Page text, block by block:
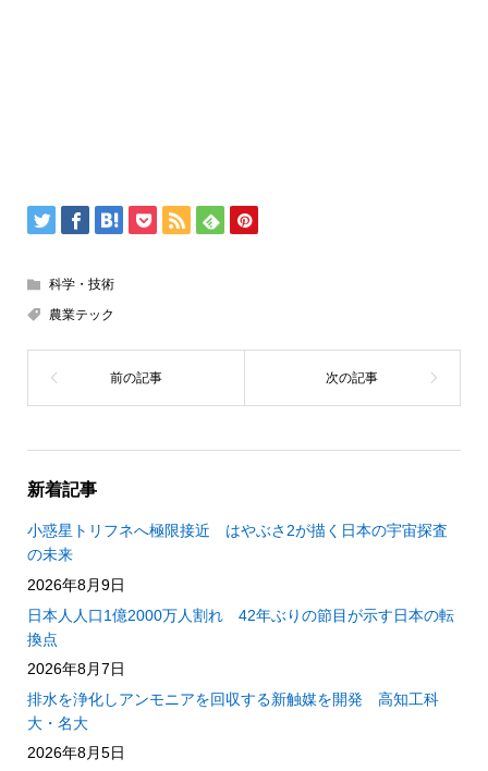
科学・技術
農業テック
新着記事
小惑星トリフネへ極限接近 はやぶさ2が描く日本の宇宙探査
の未来
2026年8月9日
日本人人口1億2000万人割れ 42年ぶりの節目が示す日本の転
換点
2026年8月7日
排水を浄化しアンモニアを回収する新触媒を開発 高知工科
大・名大
2026年8月5日